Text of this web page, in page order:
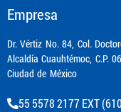
Empresa
​Dr. Vértiz No. 84, Col.
Alcaldía Cuauhtémoc, C.P.
Ciudad de México
55 5578 2177 EXT